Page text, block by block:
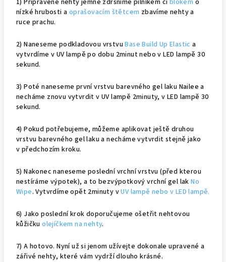
1) Připravené nehty jemně zdrsníme pilníkem či blokem o
nízké hrubosti a oprašovacím štětcem zbavíme nehty a
ruce prachu.
2) Naneseme podkladovou vrstvuBase Build Up Elastic a
vytvrdíme v UV lampě po dobu 2minut nebo v LED lampě 30
sekund.
3) Poté naneseme první vrstvu barevného gel laku Nailee a
necháme znovu vytvrdit v UV lampě 2minuty, v LED lampě 30
sekund.
4) Pokud potřebujeme, můžeme aplikovat ještě druhou
vrstvu barevného gel laku a necháme vytvrdit stejně jako
v předchozím kroku.
5) Nakonec naneseme poslední vrchní vrstvu (před kterou
nestíráme výpotek), a to bezvýpotkový vrchní gel lakNo
Wipe. Vytvrdíme opět 2minuty vUV lampě nebo v LED lampě.
6) Jako poslední krok doporučujeme ošetřit nehtovou
kůžičkuolejíčkem na nehty.
7) A hotovo. Nyní už si jenom užívejte dokonale upravené a
zářivé nehty, které vám vydrží dlouho krásné.